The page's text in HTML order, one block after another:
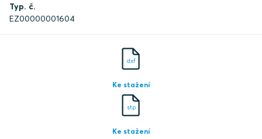
Typ. č.
EZ00000001604
dxf
Ke stažení
stp
Ke stažení